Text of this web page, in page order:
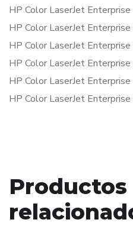
HP Color LaserJet
HP Color LaserJet
HP Color LaserJet
HP Color LaserJet
HP Color LaserJet
HP Color LaserJet
Productos